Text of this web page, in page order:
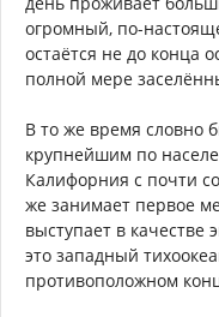
огромный, по-
остаётся не до конца
полной мере
В то же время словно
крупнейшим по
Калифорния с почти
же занимает первое
выступает в качестве
это западный
противоположном